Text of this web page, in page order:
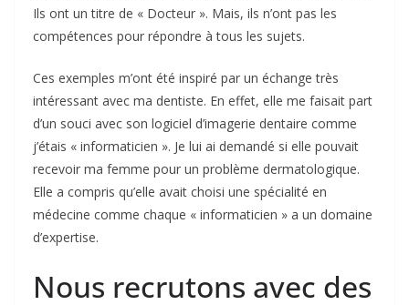
Ils ont un titre de « Docteur ». Mais, ils n’ont pas les
compétences pour répondre à tous les sujets.
Ces exemples m’ont été inspiré par un échange très
intéressant avec ma dentiste. En effet, elle me faisait part
d’un souci avec son logiciel d’imagerie dentaire comme
j’étais « informaticien ». Je lui ai demandé si elle pouvait
recevoir ma femme pour un problème dermatologique.
Elle a compris qu’elle avait choisi une spécialité en
médecine comme chaque « informaticien » a un domaine
d’expertise.
Nous recrutons avec des